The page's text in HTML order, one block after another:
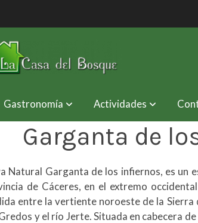
Gastronomía Actividades
Garganta de
Natural Garganta de los infiernos, es
de Cáceres, en el extremo
entre la vertiente noroeste de la
y el río Jerte. Situada en cabecera